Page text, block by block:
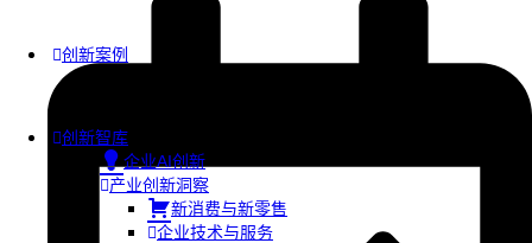
创新案例
创新智库
企业AI创新
产业创新洞察
新消费与新零售
企业技术与服务